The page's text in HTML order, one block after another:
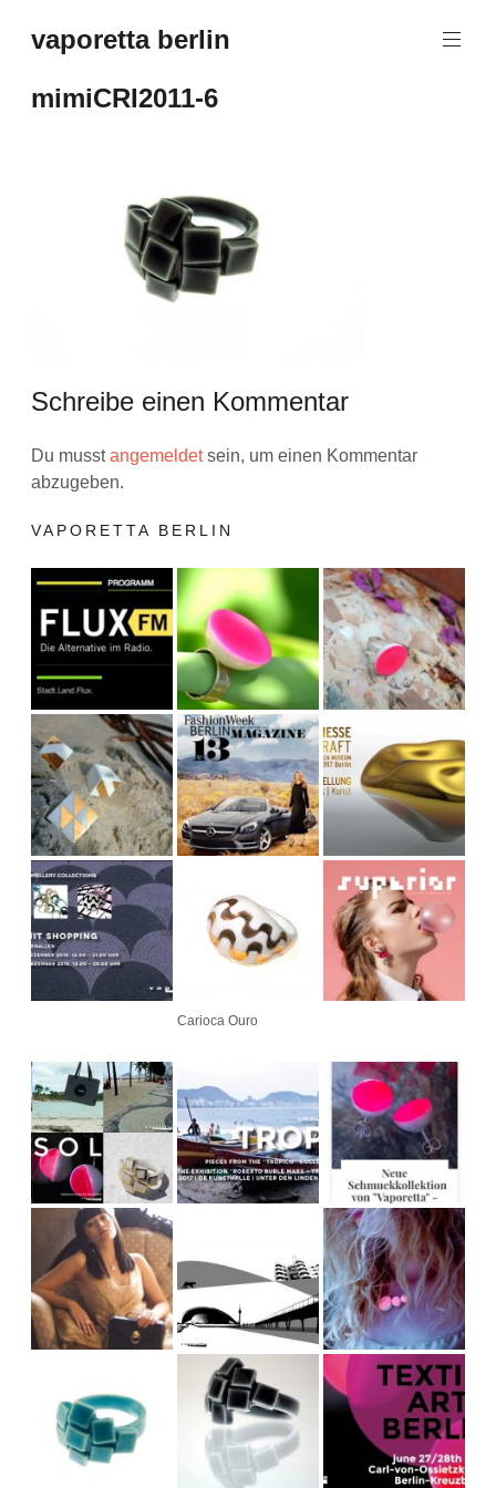
Inhalt
vaporetta berlin
mimiCRI2011-6
Schreibe einen Kommentar
Du musstangemeldetsein, um einen Kommentar
abzugeben.
VAPORETTA BERLIN
Carioca Ouro